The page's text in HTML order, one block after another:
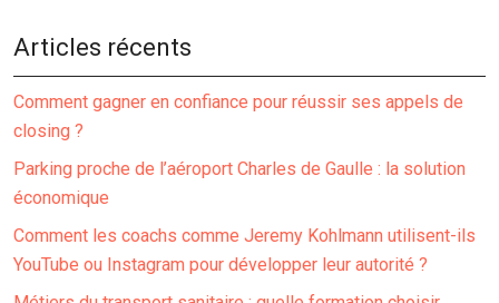
Articles récents
Comment gagner en confiance pour réussir ses appels de
closing ?
Parking proche de l’aéroport Charles de Gaulle : la solution
économique
Comment les coachs comme Jeremy Kohlmann utilisent-ils
YouTube ou Instagram pour développer leur autorité ?